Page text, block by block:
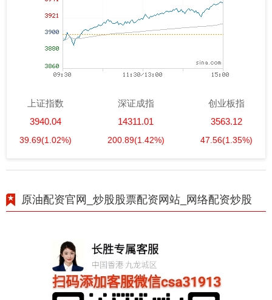
上证指数
3940.04
39.69(1.02%)
深证成指
14311.01
200.89(1.42%)
创业板指
3563.12
47.56(1.35%)
原油配资官网_炒股股票配资网站_网络配资炒股